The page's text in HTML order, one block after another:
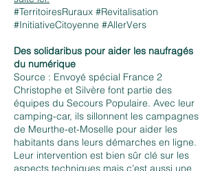
#TerritoiresRuraux #Revitalisation
#InitiativeCitoyenne #AllerVers
Des solidaribus pour aider les naufragés
du numérique
Source : Envoyé spécial France 2
Christophe et Silvère font partie des
équipes du Secours Populaire. Avec leur
camping-car, ils sillonnent les campagnes
de Meurthe-et-Moselle pour aider les
habitants dans leurs démarches en ligne.
Leur intervention est bien sûr clé sur les
aspects techniques mais c’est aussi une